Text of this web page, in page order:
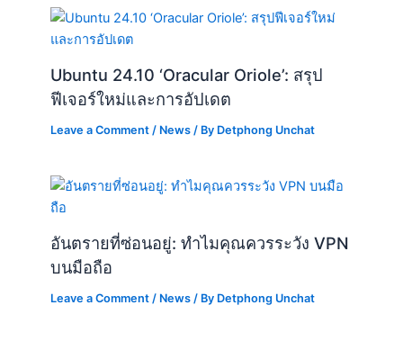
Leave a Comment /News/ ByDetphong Unchat
อันตรายที่ซ่อนอยู่: ทำไมคุณควรระวัง VPN
Leave a Comment /News/ ByDetphong Unchat
Leave a Comment